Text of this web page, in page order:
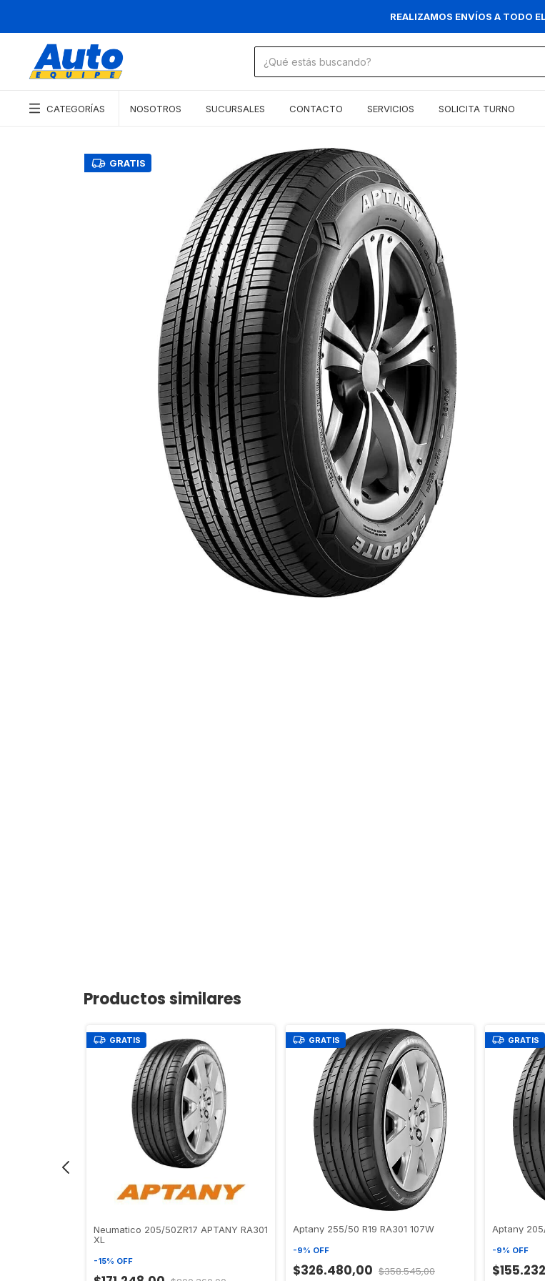
REALIZAMOS ENVÍOS A TODO
CATEGORÍAS NOSOTROS SUCURSALES CONTACTO SERVICIOS SOLICITA TURNO
GRATIS
Productos similares
GRATIS
Neumatico 205/50ZR17 APTANY RA301
XL
-15% OFF
GRATIS
Aptany 255/50 R19 RA301 107W
-9% OFF
$326.480,00 $358.545,00
GRATIS
Aptany
-9% OFF